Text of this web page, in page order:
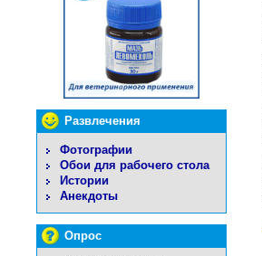
Развлечения
Фотографии
Обои для рабочего стола
Истории
Анекдоты
Опрос